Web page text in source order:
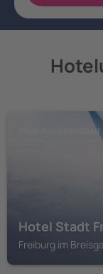
FREIBURG IM BREISGAU
Hotel Stadt
Freiburg im